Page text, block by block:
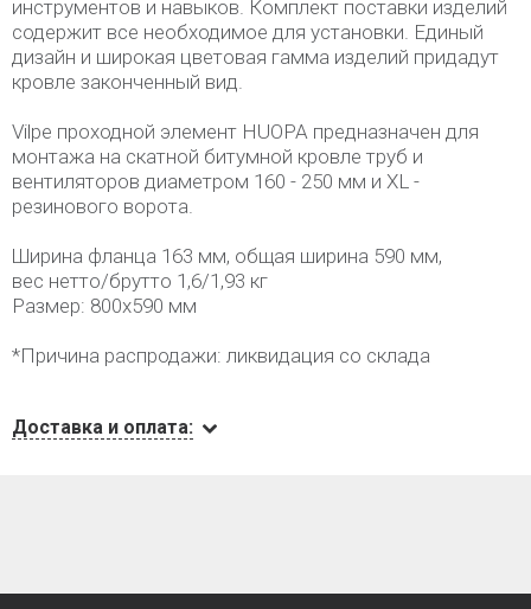
инструментов и навыков. Комплект поставки изделий
содержит все необходимое для установки. Единый
дизайн и широкая цветовая гамма изделий придадут
кровле законченный вид.
Vilpe проходной элемент HUOPA предназначен для
монтажа на скатной битумной кровле труб и
вентиляторов диаметром 160 - 250 мм и XL -
резинового ворота.
Ширина фланца 163 мм, общая ширина 590 мм,
вес нетто/брутто 1,6/1,93 кг
Размер: 800х590 мм
*Причина распродажи: ликвидация со склада
Доставка и оплата: